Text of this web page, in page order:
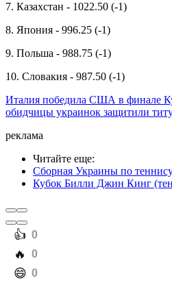
7. Казахстан - 1022.50 (-1)
8. Япония - 996.25 (-1)
9. Польша - 988.75 (-1)
10. Словакия - 987.50 (-1)
Италия победила США в финале
обидчицы украинок защитили
реклама
Читайте еще:
Сборная Украины по
Кубок Билли Джин Кинг
️👍 0
️🔥 0
️😄 0